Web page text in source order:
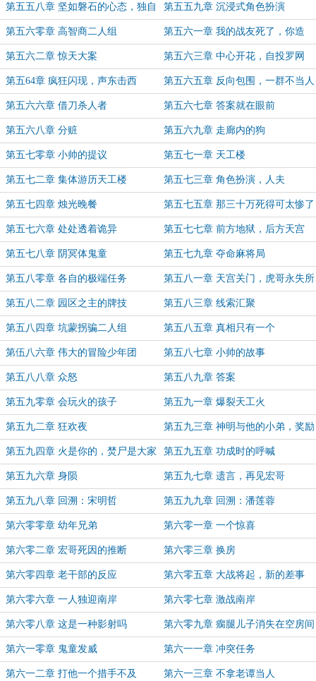
第五五八章 坚如磐石的心态，独自
留下
第五五九章 沉浸式角色扮演
第五六零章 高智商二人组 第五六一章 我的战友死了，你造
吗？
第五六二章 惊天大案 第五六三章 中心开花，自投罗网
第五64章 疯狂闪现，声东击西 第五六五章 反向包围，一群不当人
的队友
第五六六章 借刀杀人者 第五六七章 答案就在眼前
第五六八章 分赃 第五六九章 走廊内的狗
第五七零章 小帅的提议 第五七一章 天工楼
第五七二章 集体游历天工楼 第五七三章 角色扮演，人夫
第五七四章 烛光晚餐 第五七五章 那三十万死得可太惨了
第五七六章 处处透着诡异 第五七七章 前方地狱，后方天宫
第五七八章 阴冥体鬼童 第五七九章 夺命麻将局
第五八零章 各自的极端任务 第五八一章 天宫关门，虎哥永失所
爱
第五八二章 园区之主的牌技 第五八三章 线索汇聚
第五八四章 坑蒙拐骗二人组 第五八五章 真相只有一个
第伍八六章 伟大的冒险少年团 第五八七章 小帅的故事
第五八八章 众怒 第五八九章 答案
第五九零章 会玩火的孩子 第五九一章 爆裂天工火
第五九二章 狂欢夜 第五九三章 神明与他的小弟，奖励
拉满
第五九四章 火是你的，焚尸是大家
的？
第五九五章 功成时的呼喊
第五九六章 身陨 第五九七章 遗言，再见宏哥
第五九八章 回溯：宋明哲 第五九九章 回溯：潘莲蓉
第六零零章 幼年兄弟 第六零一章 一个惊喜
第六零二章 宏哥死因的推断 第六零三章 换房
第六零四章 老干部的反应 第六零五章 大战将起，新的差事
第六零六章 一人独迎南岸 第六零七章 激战南岸
第六零八章 这是一种影射吗 第六零九章 瘸腿儿子消失在空房间
第六一零章 鬼童发威 第六一一章 冲突任务
第六一二章 打他一个措手不及 第六一三章 不拿老谭当人